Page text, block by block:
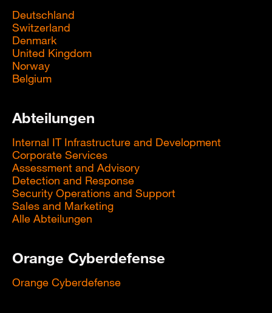
Deutschland
Switzerland
Denmark
United Kingdom
Norway
Belgium
Abteilungen
Internal IT Infrastructure and Development
Corporate Services
Assessment and Advisory
Detection and Response
Security Operations and Support
Sales and Marketing
Alle Abteilungen
Orange Cyberdefense
Orange Cyberdefense